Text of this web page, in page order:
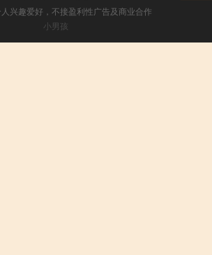
兴趣爱好，不接盈利性广告及商业合作
小男孩